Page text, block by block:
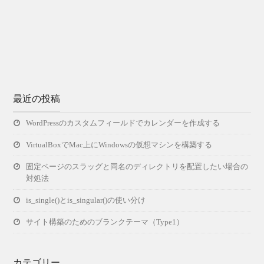
最近の投稿
WordPressのカスタムフィールドでカレンダーを作成する
VirtualBoxでMac上にWindowsの仮想マシンを構築する
固定ページのスラッグと同名のディレクトリを配置したい場合の
対処法
is_single()とis_singular()の使い分け
サイト構築のためのブランクテーマ（Type1）